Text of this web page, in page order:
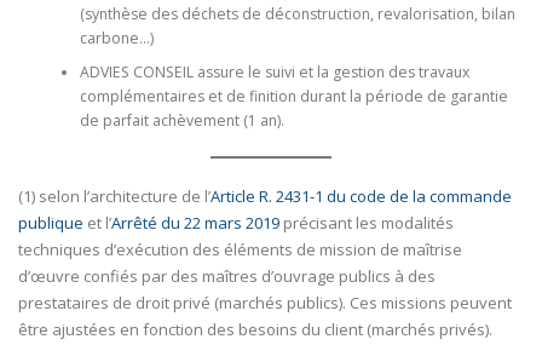
(synthèse des déchets de déconstruction, revalorisation, bilan
carbone…)
ADVIES CONSEIL assure le suivi et la gestion des travaux
complémentaires et de finition durant la période de garantie
de parfait achèvement (1 an).
(1) selon l’architecture de l’Article R. 2431-1 du code de la commande
publique et l’Arrêté du 22 mars 2019 précisant les modalités
techniques d’exécution des éléments de mission de maîtrise
d’œuvre confiés par des maîtres d’ouvrage publics à des
prestataires de droit privé (marchés publics). Ces missions peuvent
être ajustées en fonction des besoins du client (marchés privés).